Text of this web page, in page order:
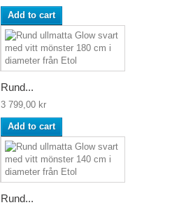
Add to cart
Rund...
3 799,00 kr
Add to cart
Rund...